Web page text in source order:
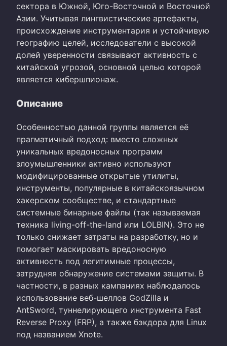
сектора в Южной, Юго-Восточной и Восточной
Азии. Учитывая лингвистические артефакты,
происхождение инструментария и устойчивую
географию целей, исследователи с высокой
долей уверенности связывают активность с
китайской угрозой, основной целью которой
является кибершпионаж.
Описание
Особенностью данной группы является её
прагматичный подход: вместо сложных
уникальных вредоносных программ
злоумышленники активно используют
модифицированные открытые утилиты,
инструменты, популярные в китайскоязычном
хакерском сообществе, и стандартные
системные бинарные файлы (так называемая
техника living-off-the-land или LOLBIN). Это не
только снижает затраты на разработку, но и
помогает маскировать вредоносную
активность под легитимные процессы,
затрудняя обнаружение системами защиты. В
частности, в разных кампаниях наблюдалось
использование веб-шеллов GodZilla и
AntSword, туннелирующего инструмента Fast
Reverse Proxy (FRP), а также бэкдора для Linux
под названием Xnote.